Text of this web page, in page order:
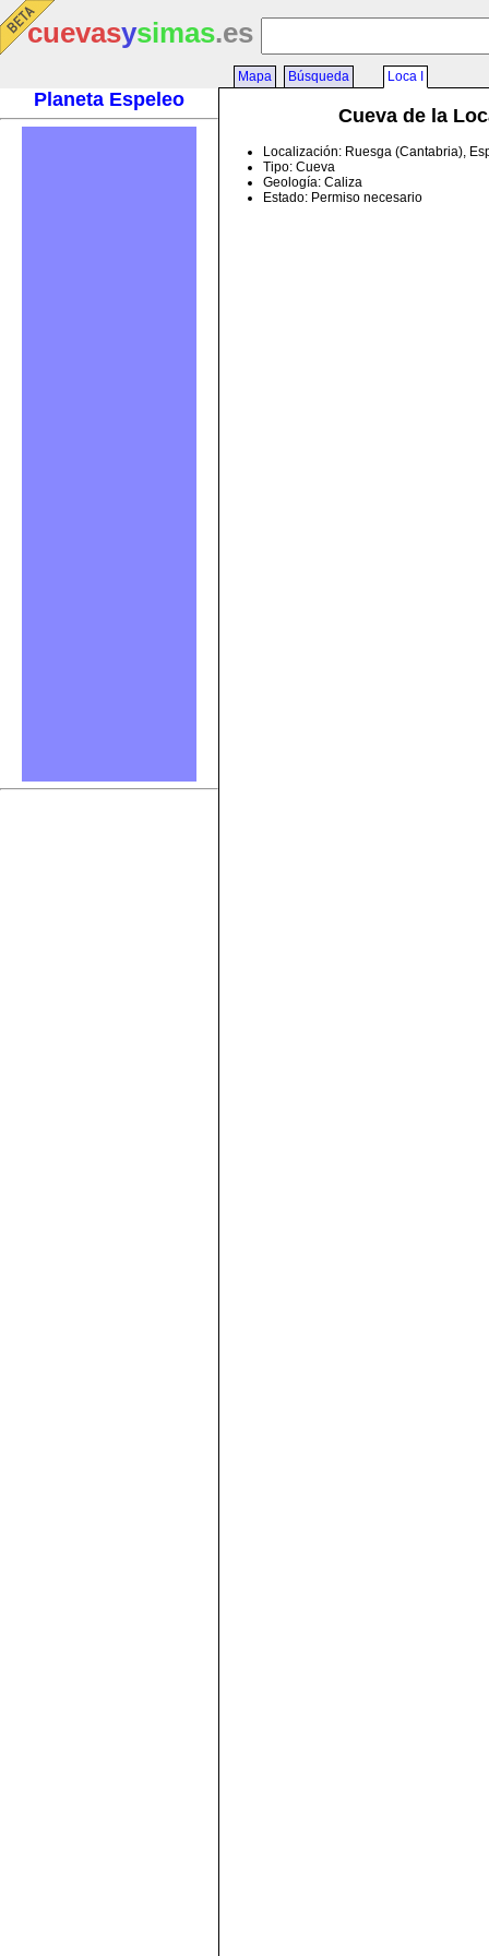
cuevasysimas.es
Planeta Espeleo
Mapa Búsqueda Loca I
Cueva de la
Localización: Ruesga (Cantabria),
Tipo: Cueva
Geología: Caliza
Estado: Permiso necesario